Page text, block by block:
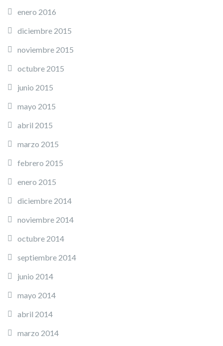
enero 2016
diciembre 2015
noviembre 2015
octubre 2015
junio 2015
mayo 2015
abril 2015
marzo 2015
febrero 2015
enero 2015
diciembre 2014
noviembre 2014
octubre 2014
septiembre 2014
junio 2014
mayo 2014
abril 2014
marzo 2014